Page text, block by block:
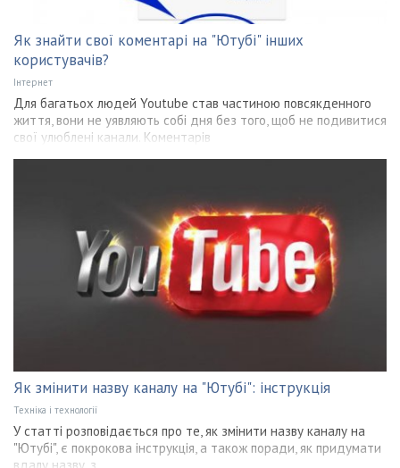
Як знайти свої коментарі на "Ютубі" інших
користувачів?
Інтернет
Для багатьох людей Youtube став частиною повсякденного
життя, вони не уявляють собі дня без того, щоб не подивитися
свої улюблені канали. Коментарів
Як змінити назву каналу на "Ютубі": інструкція
Техніка і технології
У статті розповідається про те, як змінити назву каналу на
"Ютубі", є покрокова інструкція, а також поради, як придумати